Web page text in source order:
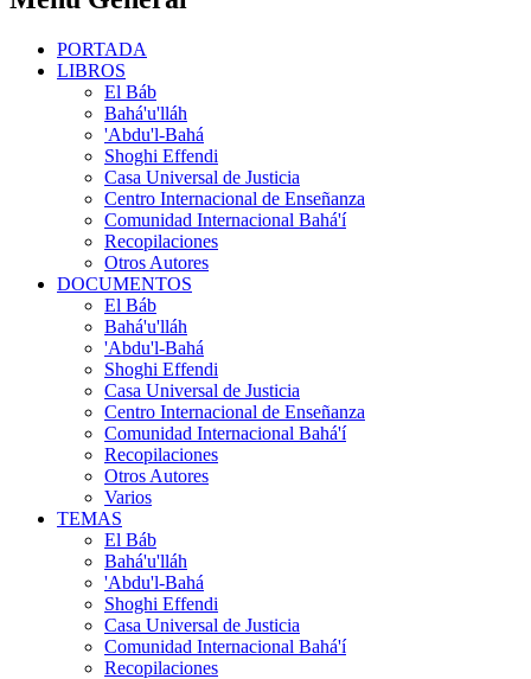
PORTADA
LIBROS
El Báb
Bahá'u'lláh
'Abdu'l-Bahá
Shoghi Effendi
Casa Universal de Justicia
Centro Internacional de Enseñanza
Comunidad Internacional Bahá'í
Recopilaciones
Otros Autores
DOCUMENTOS
El Báb
Bahá'u'lláh
'Abdu'l-Bahá
Shoghi Effendi
Casa Universal de Justicia
Centro Internacional de Enseñanza
Comunidad Internacional Bahá'í
Recopilaciones
Otros Autores
Varios
TEMAS
El Báb
Bahá'u'lláh
'Abdu'l-Bahá
Shoghi Effendi
Casa Universal de Justicia
Comunidad Internacional Bahá'í
Recopilaciones